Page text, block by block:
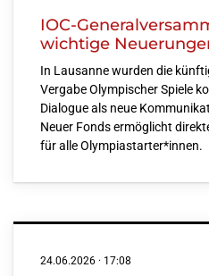
IOC-
wichtige
In Lausanne wurden die
Vergabe Olympischer Spiele
Dialogue als neue
Neuer Fonds ermöglicht
für alle Olympiastarter*innen.
24.06.2026 · 17:08